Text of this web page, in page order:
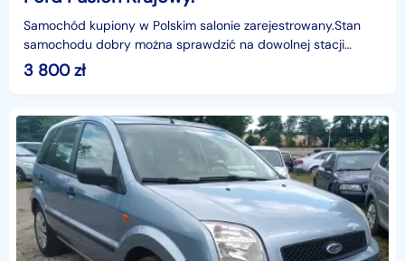
Samochód kupiony w Polskim salonie zarejestrowany.Stan
samochodu dobry można sprawdzić na dowolnej stacji
diagnostycznej.Wystawiamy fakturę Vat-Marża kupujący z
3 800zł